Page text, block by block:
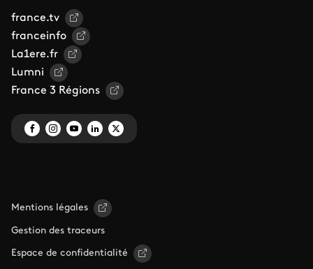
france.tv
franceinfo
La1ere.fr
Lumni
France 3 Régions
Mentions légales
Gestion des traceurs
Espace de confidentialité